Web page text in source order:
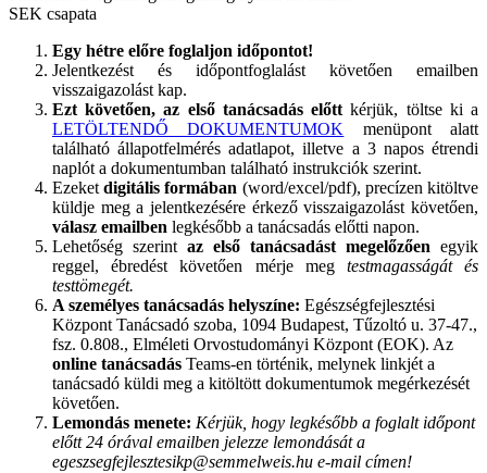
SEK csapata
Egy hétre előre foglaljon időpontot!
Jelentkezést és időpontfoglalást követően emailben
visszaigazolást kap.
Ezt követően, az első tanácsadás előttkérjük, töltse ki a
LETÖLTENDŐ DOKUMENTUMOK menüpont alatt
található állapotfelmérés adatlapot, illetve a 3 napos étrendi
naplót a dokumentumban található instrukciók szerint.
Ezeketdigitális formában (word/excel/pdf), precízen kitöltve
küldje meg a jelentkezésére érkező visszaigazolást követően,
válasz emailben legkésőbb a tanácsadás előtti napon.
Lehetőség szerint az első tanácsadást megelőzően egyik
reggel, ébredést követően mérje meg testmagasságát és
testtömegét.
A személyes tanácsadás helyszíne: Egészségfejlesztési
Központ Tanácsadó szoba, 1094 Budapest, Tűzoltó u. 37-47.,
fsz. 0.808., Elméleti Orvostudományi Központ (EOK). Az
online tanácsadás Teams-en történik, melynek linkjét a
tanácsadó küldi meg a kitöltött dokumentumok megérkezését
követően.
Lemondás menete: Kérjük, hogy legkésőbb a foglalt időpont
előtt 24 órával emailben jelezze lemondását a
egeszsegfejlesztesikp@semmelweis.hu e-mail címen!